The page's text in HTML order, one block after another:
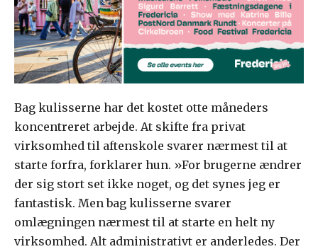
Bag kulisserne har det kostet otte måneders
koncentreret arbejde. At skifte fra privat
virksomhed til aftenskole svarer nærmest til at
starte forfra, forklarer hun. »For brugerne ændrer
der sig stort set ikke noget, og det synes jeg er
fantastisk. Men bag kulisserne svarer
omlægningen nærmest til at starte en helt ny
virksomhed. Alt administrativt er anderledes. Der